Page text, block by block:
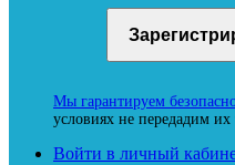
Мы гарантируем
условиях не передадим
Войти в личный